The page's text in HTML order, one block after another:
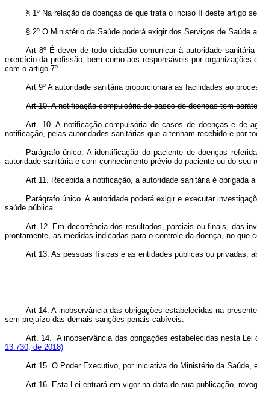
§ 1º Na relação de doenças de que trata o inciso II deste artigo
§ 2º O Ministério da Saúde poderá exigir dos Serviços de
Art 8º É dever de todo cidadão comunicar à autoridade
exercício da profissão, bem como aos responsáveis por
com o artigo 7º.
Art 9º A autoridade sanitária proporcionará as facilidades ao
Art 10. A notificação compulsória de casos de doenças tem
Art. 10. A notificação compulsória de casos de doenças e de
notificação, pelas autoridades sanitárias que a tenham recebido e por
Parágrafo único. A identificação do paciente de doenças
autoridade sanitária e com conhecimento prévio do paciente ou do seu
Art 11. Recebida a notificação, a autoridade sanitária é obrigada
Parágrafo único. A autoridade poderá exigir e executar
saúde pública.
Art 12. Em decorrência dos resultados, parciais ou finais, das
prontamente, as medidas indicadas para o controle da doença, no que
Art 13. As pessoas físicas e as entidades públicas ou privadas,
Art 14. A inobservância das obrigações estabelecidas na
sem prejuízo das demais sanções penais cabíveis.
Art. 14. A inobservância das obrigações estabelecidas nesta
13.730, de 2018)
Art 15. O Poder Executivo, por iniciativa do Ministério da Saúde,
Art 16. Esta Lei entrará em vigor na data de sua publicação,